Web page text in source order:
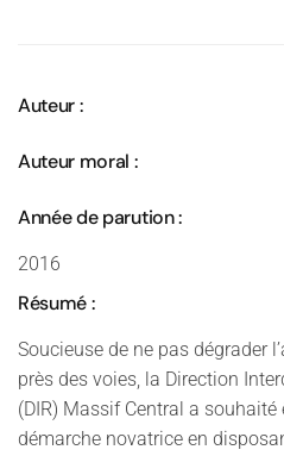
Auteur :
Auteur moral :
Année de parution :
2016
Résumé :
Soucieuse de ne pas dégrader
près des voies, la Direction
(DIR) Massif Central a souhaité
démarche novatrice en